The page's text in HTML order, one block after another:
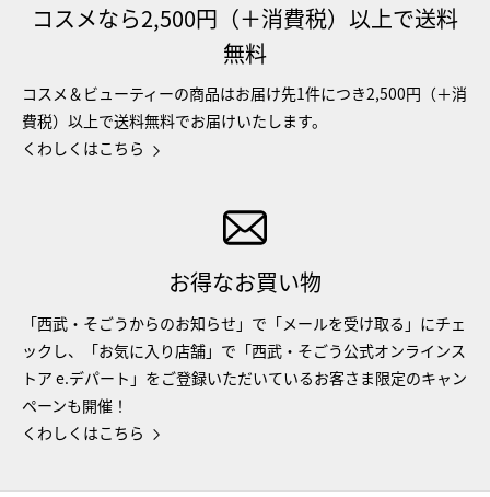
コスメなら2,500円（＋消費税）以上で送料
無料
コスメ＆ビューティーの商品はお届け先1件につき2,500円（＋消
費税）以上で送料無料でお届けいたします。
くわしくはこちら
お得なお買い物
「西武・そごうからのお知らせ」で「メールを受け取る」にチェ
ックし、「お気に入り店舗」で「西武・そごう公式オンラインス
トア e.デパート」をご登録いただいているお客さま限定のキャン
ペーンも開催！
くわしくはこちら